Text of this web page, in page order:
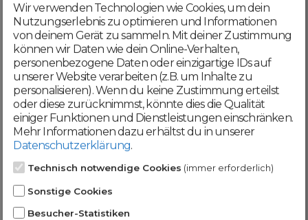
Mit deiner Registrierung bestätigst du,
dass du dieAGBund
Datenschutzerklärung akzeptierst
Weiter
Werde jetzt Teil der
DomainCatcher-
Community!
Wir verwenden Technologien wie Cookies, um dein
Nutzungserlebnis zu optimieren und Informationen
von deinem Gerät zu sammeln. Mit deiner Zustimmung
können wir Daten wie dein Online-Verhalten,
personenbezogene Daten oder einzigartige IDs auf
unserer Website verarbeiten (z.B. um Inhalte zu
personalisieren). Wenn du keine Zustimmung erteilst
oder diese zurücknimmst, könnte dies die Qualität
einiger Funktionen und Dienstleistungen einschränken.
Mehr Informationen dazu erhältst du in unserer
Datenschutzerklärung.
Technisch notwendige Cookies (immer erforderlich)
Sonstige Cookies
Besucher-Statistiken